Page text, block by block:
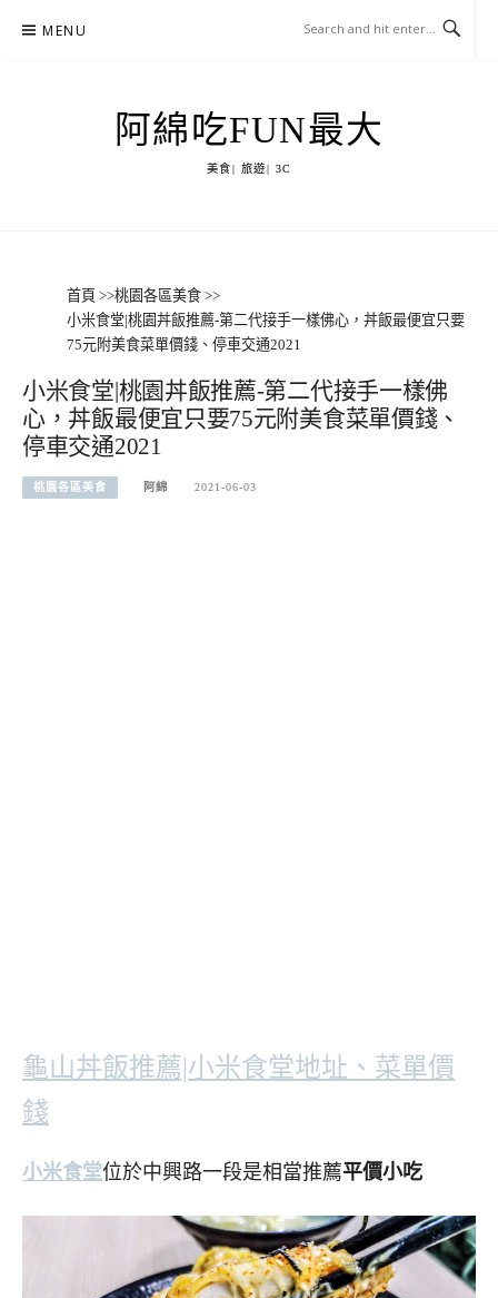
MENU
阿綿吃FUN最大
美食| 旅遊| 3C
首頁 >>桃園各區美食 >>
小米食堂|桃園丼飯推薦-第二代接手一樣佛心，丼飯最便宜只要
75元附美食菜單價錢、停車交通2021
小米食堂|桃園丼飯推薦-第二代接手一樣佛
心，丼飯最便宜只要75元附美食菜單價錢、
停車交通2021
桃園各區美食 阿綿 2021-06-03
龜山丼飯推薦|小米食堂地址、菜單價
錢
小米食堂位於中興路一段是相當推薦平價小吃